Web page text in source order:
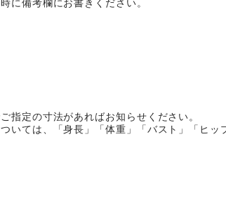
に備考欄にお書きください。
指定の寸法があればお知らせください。
いては、「身長」「体重」「バスト」「ヒ